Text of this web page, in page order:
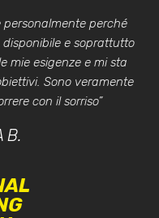
personalmente perché
e soprattutto
mie esigenze e mi sta
Sono veramente
con il sorriso”
B.